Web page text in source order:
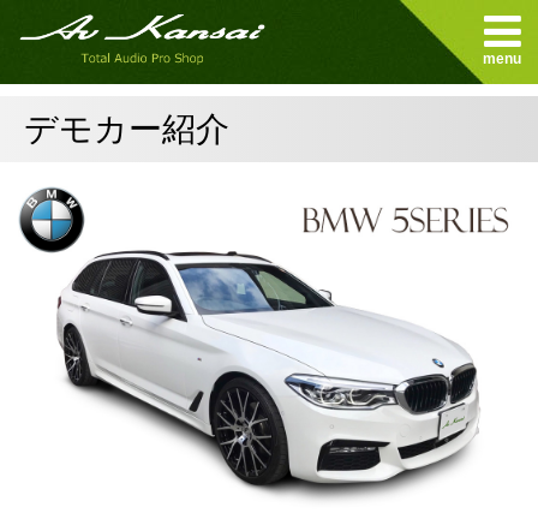
menu
デモカー紹介